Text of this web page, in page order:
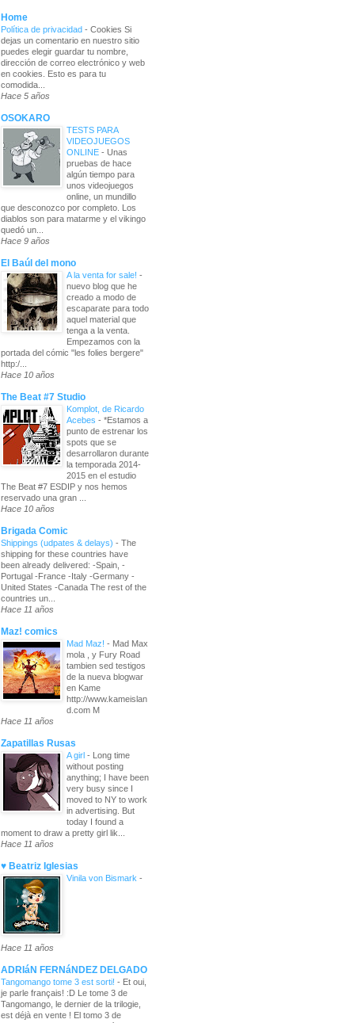
Home
Política de privacidad - Cookies Si
dejas un comentario en nuestro sitio
puedes elegir guardar tu nombre,
dirección de correo electrónico y web
en cookies. Esto es para tu
comodida...
Hace 5 años
OSOKARO
TESTS PARA
VIDEOJUEGOS
ONLINE - Unas
pruebas de hace
algún tiempo para
unos videojuegos
online, un mundillo
que desconozco por completo. Los
diablos son para matarme y el vikingo
quedó un...
Hace 9 años
El Baúl del mono
A la venta for sale! -
nuevo blog que he
creado a modo de
escaparate para todo
aquel material que
tenga a la venta.
Empezamos con la
portada del cómic "les folies bergere"
http:/...
Hace 10 años
The Beat #7 Studio
Komplot, de Ricardo
Acebes - *Estamos a
punto de estrenar los
spots que se
desarrollaron durante
la temporada 2014-
2015 en el estudio
The Beat #7 ESDIP y nos hemos
reservado una gran ...
Hace 10 años
Brigada Comic
Shippings (udpates & delays) - The
shipping for these countries have
been already delivered: -Spain, -
Portugal -France -Italy -Germany -
United States -Canada The rest of the
countries un...
Hace 11 años
Maz! comics
Mad Maz! - Mad Max
mola , y Fury Road
tambien sed testigos
de la nueva blogwar
en Kame
http://www.kameislan
d.com M
Hace 11 años
Zapatillas Rusas
A girl -
Long time
without posting
anything; I have been
very busy since I
moved to NY to work
in advertising. But
today I found a
moment to draw a pretty girl lik...
Hace 11 años
♥ Beatriz Iglesias
Vinila von Bismark -
Hace 11 años
ADRIáN FERNáNDEZ DELGADO
Tangomango tome 3 est sorti! - Et oui,
je parle français! :D Le tome 3 de
Tangomango, le dernier de la trilogie,
est déjà en vente ! El tomo 3 de